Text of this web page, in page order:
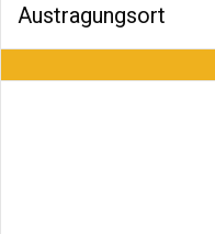
Austragungsort